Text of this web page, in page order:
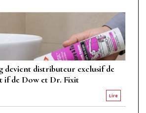
devient distributeur exclusif de
if de Dow et Dr. Fixit
Lire